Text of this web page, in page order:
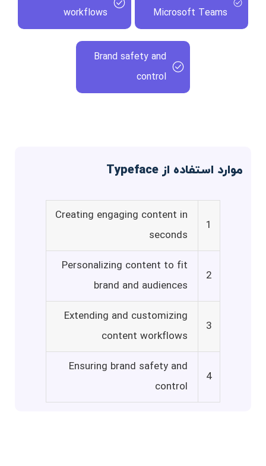
Microsoft Teams
workflows
Brand safety and
control
موارد استفاده از Typeface
1
Creating engaging content in
seconds
2
Personalizing content to fit
brand and audiences
3
Extending and customizing
content workflows
4
Ensuring brand safety and
control